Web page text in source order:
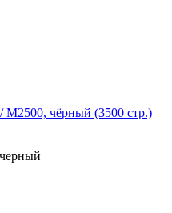
чёрный (3500 стр.)